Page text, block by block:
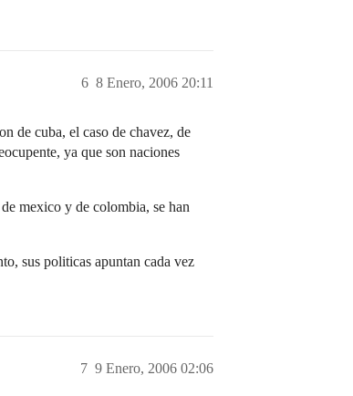
8 Enero, 2006 20:11
6
de cuba, el caso de chavez, de
ya que son naciones
mexico y de colombia, se han
sus politicas apuntan cada vez
9 Enero, 2006 02:06
7